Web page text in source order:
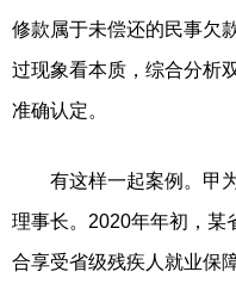
修款属于未偿还的民事欠
过现象看本质，综合分析
准确认定。
有这样一起案例。甲为
理事长。2020年年初，某
合享受省级残疾人就业保